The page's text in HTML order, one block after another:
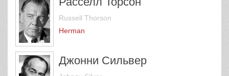
Russell Thorson
Herman
Джонни Сильвер